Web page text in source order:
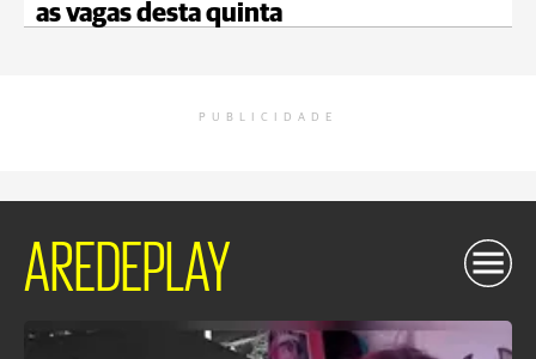
as vagas desta quinta
PUBLICIDADE
AREDEPLAY